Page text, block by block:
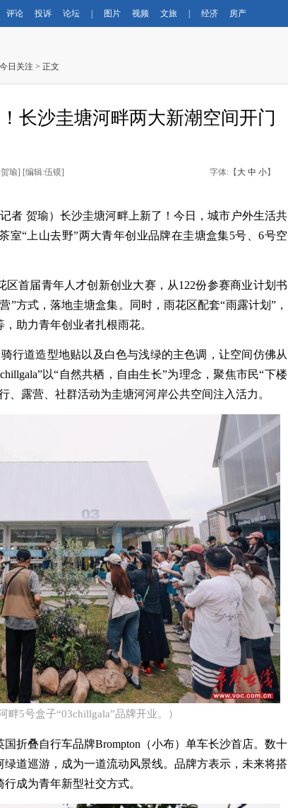
评论 投诉 论坛 图片 视频 文旅 经济 房产
今日关注 > 正文
长沙圭塘河畔两大新潮空间开门
瑜] [编辑:伍镆] 字体:【 大 中 小】
者 贺瑜）长沙圭塘河畔上新了！今日，城市户外生活共
室“上山去野”两大青年创业品牌在圭塘盒集5号、6号空
区首届青年人才创新创业大赛，从122份参赛商业计划书
”方式，落地圭塘盒集。同时，雨花区配套“雨露计划”，
助力青年创业者扎根雨花。
行道造型地贴以及白色与浅绿的主色调，让空间仿佛从
以“自然共栖，自由生长”为理念，聚焦市民“下楼
、露营、社群活动为圭塘河河岸公共空间注入活力。
畔5号盒子“03chillgala”品牌开业。）​
折叠自行车品牌Brompton（小布）单车长沙首店。数十
道巡游，成为一道流动风景线。品牌方表示，未来将搭
成为青年新型社交方式。